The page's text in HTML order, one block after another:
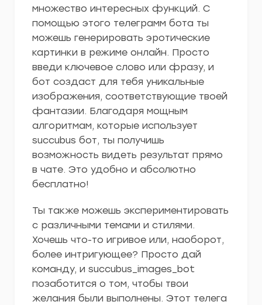
множество интересных функций. С
помощью этого телеграмм бота ты
можешь генерировать эротические
картинки в режиме онлайн. Просто
введи ключевое слово или фразу, и
бот создаст для тебя уникальные
изображения, соответствующие твоей
фантазии. Благодаря мощным
алгоритмам, которые использует
succubus бот, ты получишь
возможность видеть результат прямо
в чате. Это удобно и абсолютно
бесплатно!
Ты также можешь экспериментировать
с различными темами и стилями.
Хочешь что-то игривое или, наоборот,
более интригующее? Просто дай
команду, и succubus_images_bot
позаботится о том, чтобы твои
желания были выполнены. Этот телега